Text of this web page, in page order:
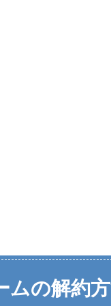
ムの解約